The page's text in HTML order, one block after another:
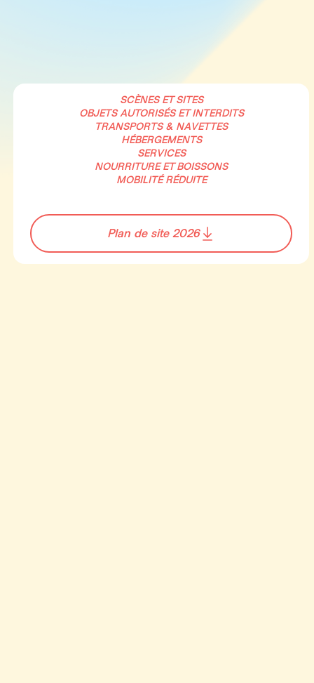
SCÈNES ET SITES
OBJETS AUTORISÉS ET INTERDITS
TRANSPORTS & NAVETTES
HÉBERGEMENTS
SERVICES
NOURRITURE ET BOISSONS
MOBILITÉ RÉDUITE
Plan de site 2026